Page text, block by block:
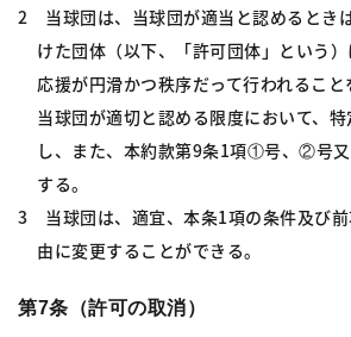
2 当球団は、当球団が適当と認めるとき
けた団体（以下、「許可団体」という
応援が円滑かつ秩序だって行われること
当球団が適切と認める限度において、
し、また、本約款第9条1項①号、②号
する。
3 当球団は、適宜、本条1項の条件及び前
由に変更することができる。
第7条（許可の取消）